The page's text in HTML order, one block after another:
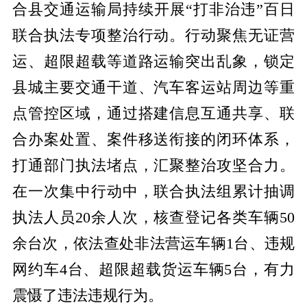
合县交通运输局持续开展“打非治违”百日
联合执法专项整治行动。行动聚焦无证营
运、超限超载等道路运输突出乱象，锁定
县城主要交通干道、汽车客运站周边等重
点管控区域，通过搭建信息互通共享、联
合办案处置、案件移送衔接的闭环体系，
打通部门执法堵点，汇聚整治攻坚合力 。
在一次集中行动中，联合执法组累计抽调
执法人员20余人次，核查登记各类车辆50
余台次，依法查处非法营运车辆1台、违规
网约车4台、超限超载货运车辆5台，有力
震慑了违法违规行为。